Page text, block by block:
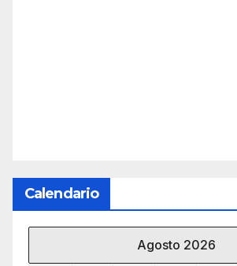
Calendario
Agosto 2026